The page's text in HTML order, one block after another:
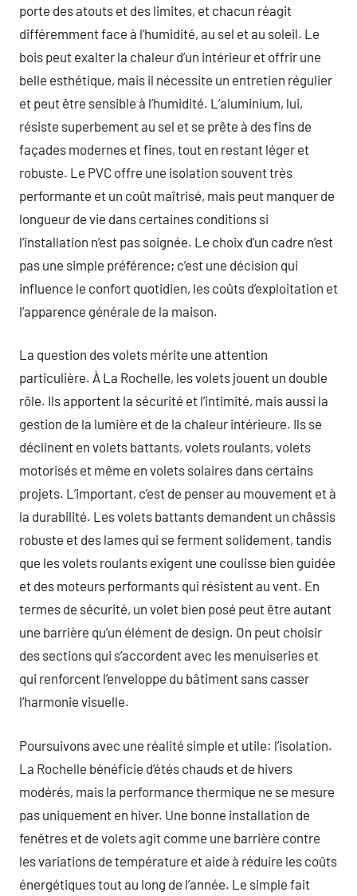
porte des atouts et des limites, et chacun réagit
différemment face à l’humidité, au sel et au soleil. Le
bois peut exalter la chaleur d’un intérieur et offrir une
belle esthétique, mais il nécessite un entretien régulier
et peut être sensible à l’humidité. L’aluminium, lui,
résiste superbement au sel et se prête à des fins de
façades modernes et fines, tout en restant léger et
robuste. Le PVC offre une isolation souvent très
performante et un coût maîtrisé, mais peut manquer de
longueur de vie dans certaines conditions si
l’installation n’est pas soignée. Le choix d’un cadre n’est
pas une simple préférence; c’est une décision qui
influence le confort quotidien, les coûts d’exploitation et
l’apparence générale de la maison.
La question des volets mérite une attention
particulière. À La Rochelle, les volets jouent un double
rôle. Ils apportent la sécurité et l’intimité, mais aussi la
gestion de la lumière et de la chaleur intérieure. Ils se
déclinent en volets battants, volets roulants, volets
motorisés et même en volets solaires dans certains
projets. L’important, c’est de penser au mouvement et à
la durabilité. Les volets battants demandent un châssis
robuste et des lames qui se ferment solidement, tandis
que les volets roulants exigent une coulisse bien guidée
et des moteurs performants qui résistent au vent. En
termes de sécurité, un volet bien posé peut être autant
une barrière qu’un élément de design. On peut choisir
des sections qui s’accordent avec les menuiseries et
qui renforcent l’enveloppe du bâtiment sans casser
l’harmonie visuelle.
Poursuivons avec une réalité simple et utile: l’isolation.
La Rochelle bénéficie d’étés chauds et de hivers
modérés, mais la performance thermique ne se mesure
pas uniquement en hiver. Une bonne installation de
fenêtres et de volets agit comme une barrière contre
les variations de température et aide à réduire les coûts
énergétiques tout au long de l’année. Le simple fait